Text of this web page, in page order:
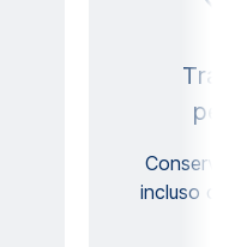
Conserva
incluso